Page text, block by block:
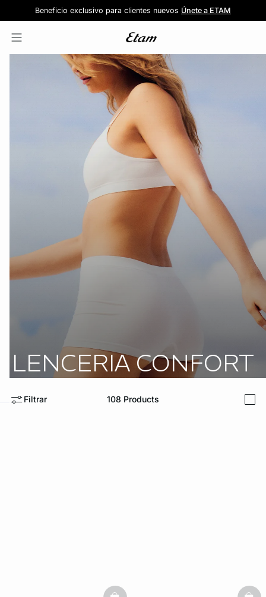
-20% en tu primera orden al iniciar sesión
Beneficio exclusivo para clientes nuevos Únete a ETAM
Forma parte de la familia ETAMy recibe -20% en tu primer pedido
Envío gratisen compras de $1599
ahora
INICIO TODA LA LENCERIA COLECCIONES
LENCERIA CONFORT
Filtrar 108 Products